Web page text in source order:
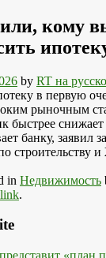
кому
by RT на
в первую
рыночным
быстрее
банку, заявил
строительству
in Недвижимость
.